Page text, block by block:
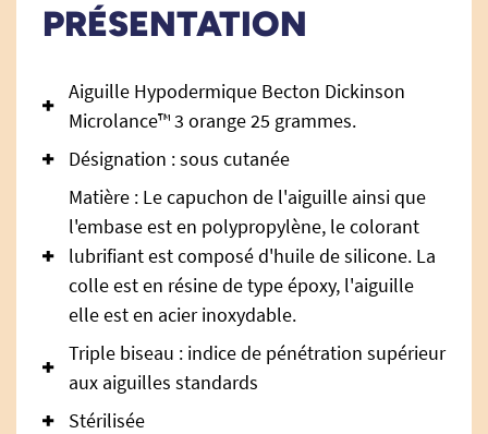
PRÉSENTATION
Aiguille Hypodermique Becton Dickinson
Microlance™ 3 orange 25 grammes.
Désignation : sous cutanée
Matière : Le capuchon de l'aiguille ainsi que
l'embase est en polypropylène, le colorant
lubrifiant est composé d'huile de silicone. La
colle est en résine de type époxy, l'aiguille
elle est en acier inoxydable.
Triple biseau : indice de pénétration supérieur
aux aiguilles standards
Stérilisée